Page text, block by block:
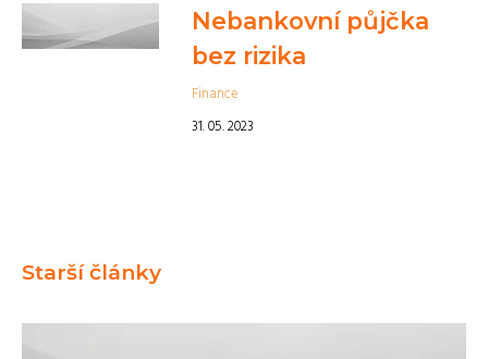
Nebankovní půjčka
bez rizika
Finance
31. 05. 2023
Starší články